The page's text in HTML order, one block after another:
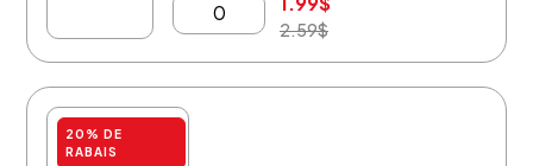
2.59$
20% DE
RABAIS